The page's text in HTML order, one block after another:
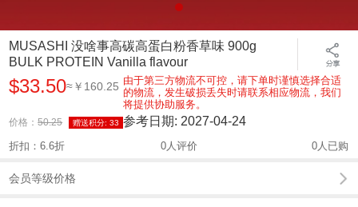
MUSASHI 没啥事高碳高蛋白粉香草味 900g
BULK PROTEIN Vanilla flavour
$33.50≈￥160.25 由于第三方物流不可控，请下单时谨慎选择合适
的物流，发生破损丢失时请联系相应物流，我们
将提供协助服务。
价格：50.25 赠送积分:33 参考日期: 2027-04-24
折扣：6.6折 0人评价 0人已购
会员等级价格